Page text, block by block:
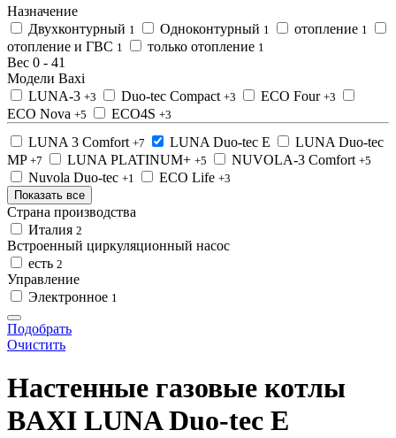
Назначение
Двухконтурный 1 Одноконтурный 1 отопление 1
отопление и ГВС 1 только отопление 1
Вес 0 - 41
Модели Baxi
LUNA-3 +3 Duo-tec Compact +3 ECO Four +3
ECO Nova +5 ECO4S +3
LUNA 3 Comfort +7 LUNA Duo-tec E
LUNA Duo-tec
MP +7 LUNA PLATINUM+ +5 NUVOLA-3 Comfort +5
Nuvola Duo-tec +1 ECO Life +3
Показать все
Страна производства
Италия 2
Встроенный циркуляционный насос
есть 2
Управление
Электронное 1
Подобрать
Очистить
Настенные газовые котлы
BAXI LUNA Duo-tec E